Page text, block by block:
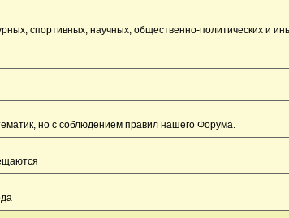
спортивных, научных, общественно-политических и
но с соблюдением правил нашего Форума.